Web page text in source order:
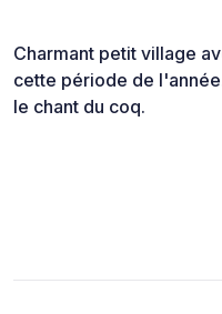
Charmant petit village
cette période de
le chant du coq.